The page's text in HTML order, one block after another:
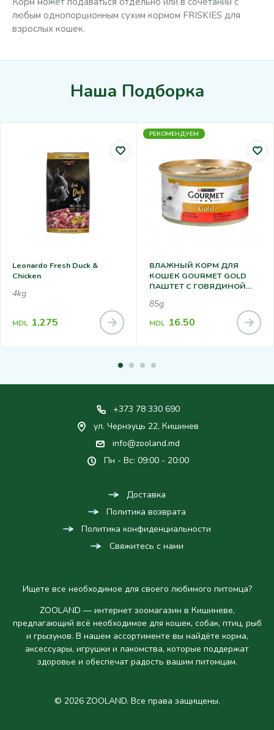
любым однопорционным сухим кормом FRISKIES для
взрослых кошек.
Наша Подборка
Leonardo Fresh Duck &
Chicken
4kg
MDL 1,275
РЕКОМЕНДУЕМ
ВЛАЖНЫЙ КОРМ ДЛЯ
КОШЕК GOURMET GOLD
ПАШТЕТ С ГОВЯДИНОЙ
85g
MDL 16.50
+373 78 330 690
ул. Чернэуць 22, Кишинев
info@zooland.md
Пн - Вс: 09:00 - 20:00
Доставка
Политика возврата
Политика конфиденциальности
Свяжитесь с нами
Ищете все необходимое для своего любимого питомца?
ZOOLAND — интернет зоомагазин в Кишиневе,
предлагающий всё необходимое для кошек, собак, птиц, рыб
и грызунов. В нашем ассортименте вы найдёте корма,
аксессуары, игрушки и лакомства, которые поддержат
здоровье и обеспечат радость вашим питомцам.
© 2026 ZOOLAND. Все права защищены.